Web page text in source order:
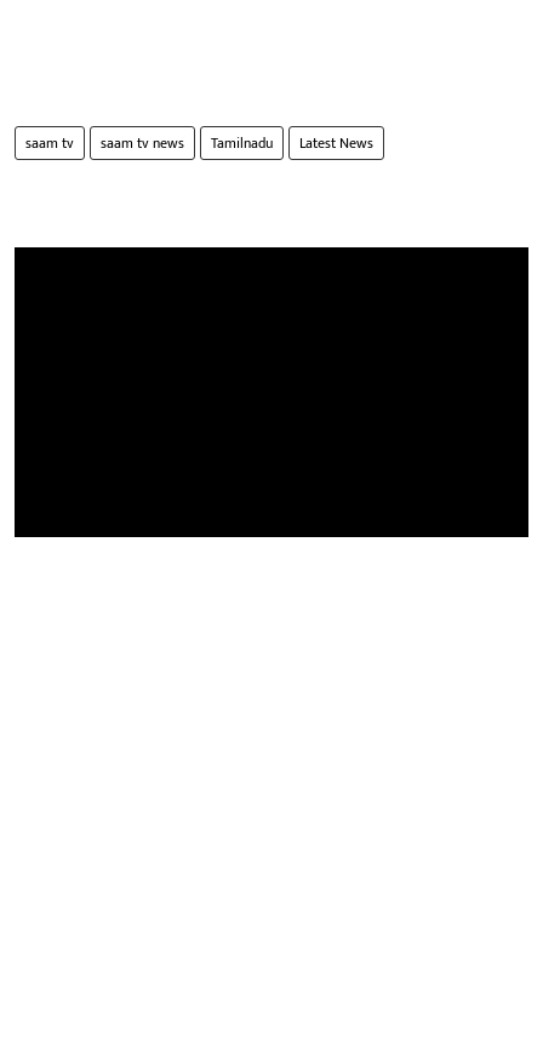
saam tv saam tv news Tamilnadu Latest News